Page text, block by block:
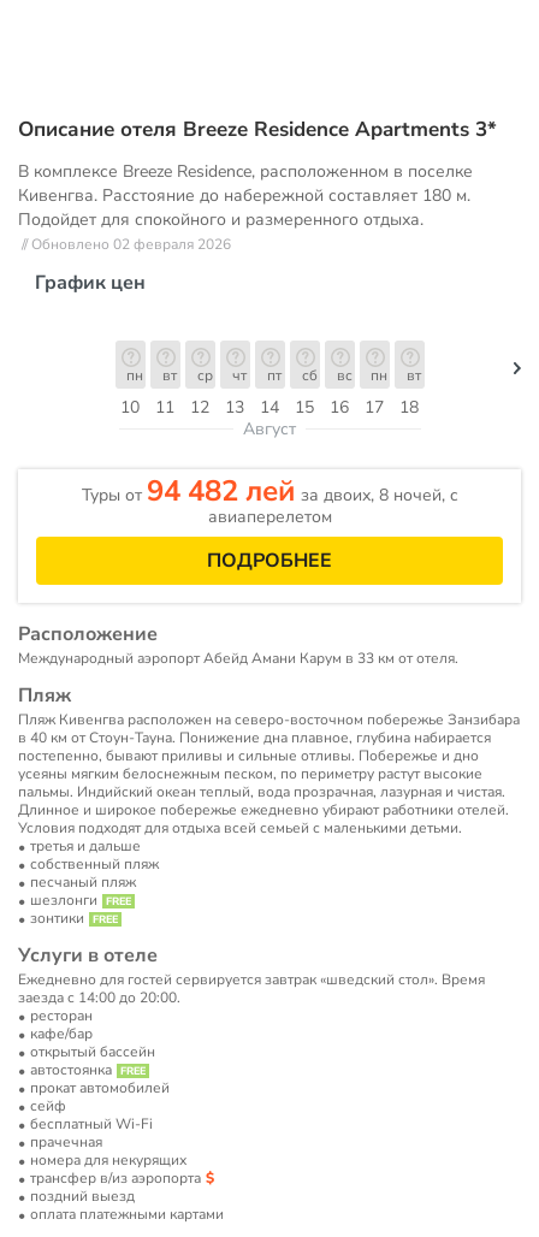
Описание отеля Breeze Residence Apartments 3*
В комплексе Breeze Residence, расположенном в поселке
Кивенгва. Расстояние до набережной составляет 180 м.
Подойдет для спокойного и размеренного отдыха.
// Обновлено 02 февраля 2026
График цен
10
пн
11
вт
12
ср
13
чт
14
пт
15
сб
16
вс
17
пн
18
вт
Август
Туры от 94 482 лей за двоих, 8 ночей, c
авиаперелетом
ПОДРОБНЕЕ
Расположение
Международный аэропорт Абейд Амани Карум в 33 км от отеля.
Пляж
Пляж Кивенгва расположен на северо-восточном побережье Занзибара
в 40 км от Стоун-Тауна. Понижение дна плавное, глубина набирается
постепенно, бывают приливы и сильные отливы. Побережье и дно
усеяны мягким белоснежным песком, по периметру растут высокие
пальмы. Индийский океан теплый, вода прозрачная, лазурная и чистая.
Длинное и широкое побережье ежедневно убирают работники отелей.
Условия подходят для отдыха всей семьей с маленькими детьми.
третья и дальше
собственный пляж
песчаный пляж
шезлонги
зонтики
Услуги в отеле
Ежедневно для гостей сервируется завтрак «шведский стол». Время
заезда с 14:00 до 20:00.
ресторан
кафе/бар
открытый бассейн
автостоянка
прокат автомобилей
сейф
бесплатный Wi-Fi
прачечная
номера для некурящих
трансфер в/из аэропорта
поздний выезд
оплата платежными картами